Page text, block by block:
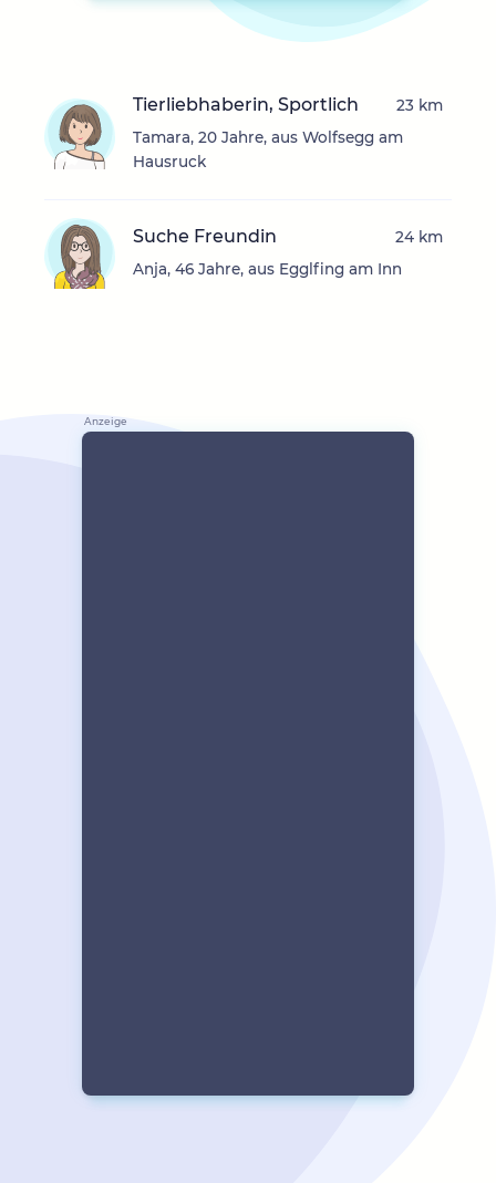
Tierliebhaberin, Sportlich
Tamara, 20 Jahre, aus Wolfsegg am
Hausruck
23 km
Suche Freundin
Anja, 46 Jahre, aus Egglfing am Inn
24 km